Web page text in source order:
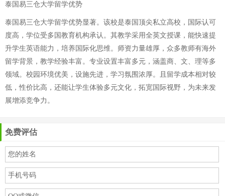
泰国易三仓大学留学优势
泰国易三仓大学留学优势显著。该校是泰国顶尖私立高校，国际认可
度高，学位受多国教育机构承认。其教学采用全英文授课，能快速提
升学生英语能力，培养国际化思维。师资力量雄厚，众多教师有海外
留学背景，教学经验丰富。专业设置丰富多元，涵盖商、文、理等多
领域。校园环境优美，设施先进，学习氛围浓厚。且留学成本相对较
低，性价比高，还能让学生体验多元文化，拓宽国际视野，为未来发
展增添竞争力。
免费评估